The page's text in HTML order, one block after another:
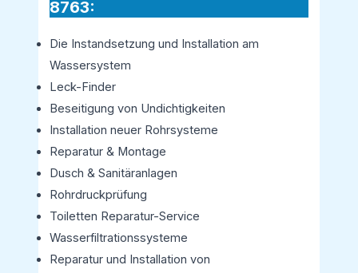
8763:
Die Instandsetzung und Installation am
Wassersystem
Leck-Finder
Beseitigung von Undichtigkeiten
Installation neuer Rohrsysteme
Reparatur & Montage
Dusch & Sanitäranlagen
Rohrdruckprüfung
Toiletten Reparatur-Service
Wasserfiltrationssysteme
Reparatur und Installation von